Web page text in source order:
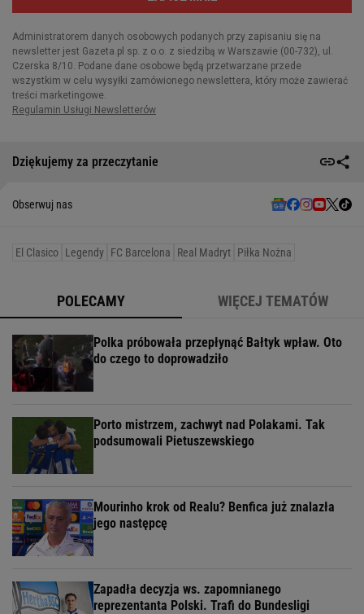
Dziękujemy za przeczytanie
Obserwuj nas
El Clasico Legendy FC Barcelona Real Madryt Piłka Nożna
POLECAMY WIĘCEJ TEMATÓW
Polka próbowała przepłynąć Bałtyk wpław. Oto
do czego to doprowadziło
Porto mistrzem, zachwyt nad Polakami. Tak
podsumowali Pietuszewskiego
Mourinho krok od Realu? Benfica już znalazła
jego następcę
Zapadła decyzja ws. zapomnianego
reprezentanta Polski. Trafi do Bundesligi